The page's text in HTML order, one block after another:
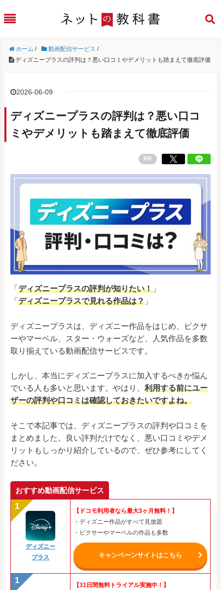
ホーム / 動画配信サービス /
ディズニープラスの評判は？悪い口コミやデメリットも踏まえて徹底評価
2026-06-09
ディズニープラスの評判は？悪い口コ
ミやデメリットも踏まえて徹底評価
PR
「 ディズニープラスの評判が知りたい！ 」
「 ディズニープラスで見れる作品は？ 」
ディズニープラスは、ディズニー作品をはじめ、ピクサ
ーやマーベル、スター・ウォーズなど、人気作品を多数
取り揃えている動画配信サービスです。
しかし、本当にディズニープラスに加入するべきか悩ん
でいる人も多いと思います。やはり、 利用する前にユー
ザーの評判や口コミは確認しておきたいですよね。
そこで本記事では、ディズニープラスの評判や口コミを
まとめました。良い評判だけでなく、悪い口コミやデメ
リットもしっかり紹介しているので、ぜひ参考にしてく
ださい。
おすすめ動画配信サービス
ディズニー
プラス
【ドコモ利用者なら最大3ヶ月無料！】
・ディズニー作品がすべて見放題
・ピクサーやマーベルの作品も多数
キャンペーンサイトはこちら
【31日間無料トライアル実施中！】